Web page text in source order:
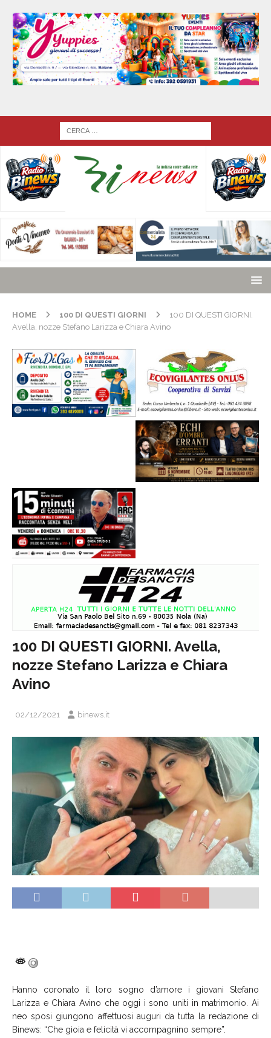
HOME 100 DI QUESTI GIORNI
100 DI QUESTI GIORNI.
Avella, nozze Stefano Larizza e Chiara Avino
100 DI QUESTI GIORNI. Avella,
nozze Stefano Larizza e Chiara
Avino
02/12/2021 binews.it
Hanno coronato il loro sogno d’amore i giovani Stefano
Larizza e Chiara Avino che oggi i sono uniti in matrimonio. Ai
neo sposi giungono affettuosi auguri da tutta la redazione di
Binews: “Che gioia e felicità vi accompagnino sempre”.